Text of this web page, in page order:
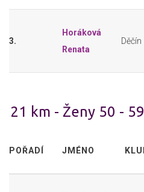
3.
Horáková
Renata
Děčín
21 km - Ženy 50 -
POŘADÍ JMÉNO